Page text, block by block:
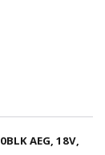
AEG, 18V,